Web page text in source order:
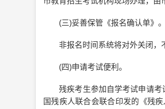
(三)妥善保管《报名确认单》。
非报名时间系统将对外关闭，不
(四)申请考试便利。
残疾考生参加自学考试申请考
国残疾人联合会联合印发的《残